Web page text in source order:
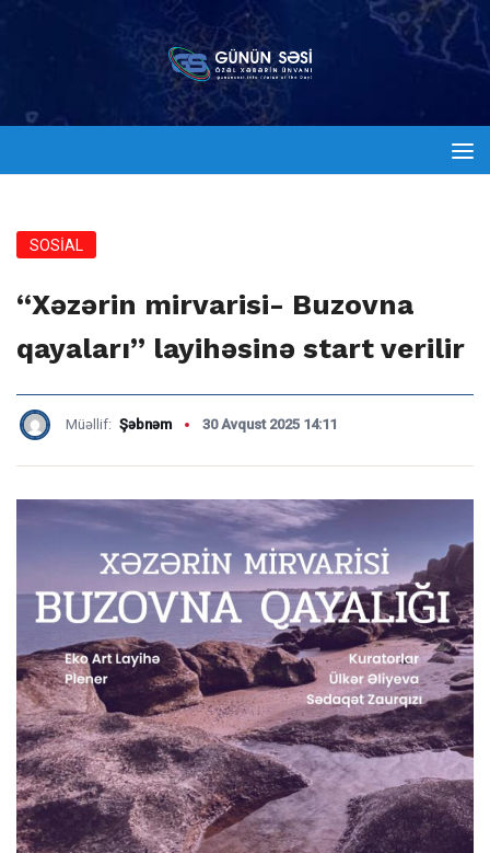
SOSİAL
“Xəzərin mirvarisi- Buzovna
qayaları” layihəsinə start verilir
Müəllif: Şəbnəm 30 Avqust 2025 14:11